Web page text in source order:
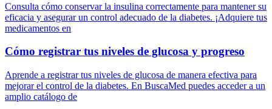
Consulta cómo conservar la insulina correctamente para mantener su
eficacia y asegurar un control adecuado de la diabetes. ¡Adquiere tus
medicamentos en
Cómo registrar tus niveles de glucosa y progreso
Aprende a registrar tus niveles de glucosa de manera efectiva para
mejorar el control de la diabetes. En BuscaMed puedes acceder a un
amplio catálogo de